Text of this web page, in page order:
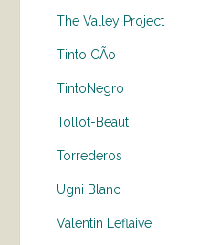
The Valley Project
Tinto CÃo
TintoNegro
Tollot-Beaut
Torrederos
Ugni Blanc
Valentin Leflaive